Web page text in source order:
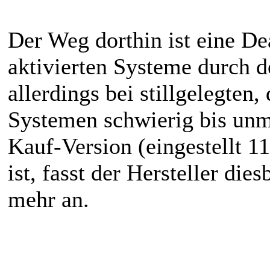
Der Weg dorthin ist eine
aktivierten Systeme durch
allerdings bei stillgelegten,
Systemen schwierig bis
Kauf-Version (eingestellt
ist, fasst der Hersteller
mehr an.